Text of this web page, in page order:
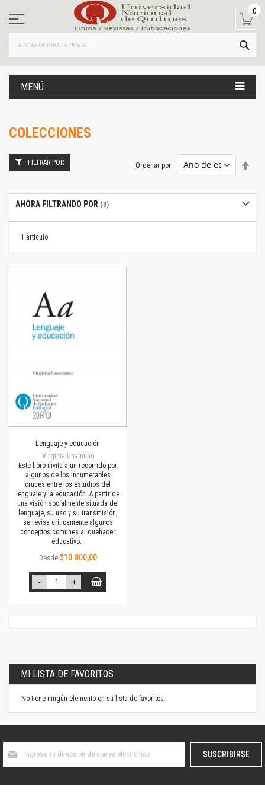
contenido
0
MENÚ
COLECCIONES
1 artículo
Ordenar por
Lenguaje y educación
Virginia Unamuno
Este libro invita a un recorrido por
algunos de los innumerables
cruces entre los estudios del
lenguaje y la educación. A partir de
una visión socialmente situada del
lenguaje, su uso y su transmisión,
se revisa críticamente algunos
conceptos comunes al quehacer
educativo…
Desde $10.800,00
- +
FILTRAR POR
AHORA FILTRANDO POR
MI LISTA DE FAVORITOS
No tiene ningún elemento en su lista de favoritos.
boletín
SUSCRIBIRSE